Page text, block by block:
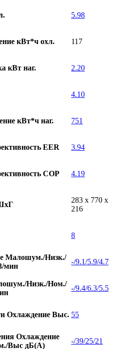
5.98
кВт*ч охл. 117
кВт наг. 2.20
4.10
кВт*ч наг. 751
EER 3.94
COP 4.19
283 x 770 x
216
8
Малошум./Низк./
мин
-/9.1/5.9/4.7
Низк./Ном./
-/9.4/6.3/5.5
Охлаждение Выс. 55
Охлаждение
Выс дБ(А)
-/39/25/21